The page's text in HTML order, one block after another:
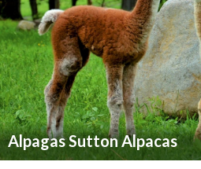
Alpagas Sutton Alpacas